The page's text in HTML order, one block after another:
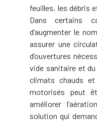
feuilles, les débris
Dans certains
d’augmenter le
assurer une
d’ouvertures
vide sanitaire et
climats chauds et
motorisés peut
améliorer
solution qui